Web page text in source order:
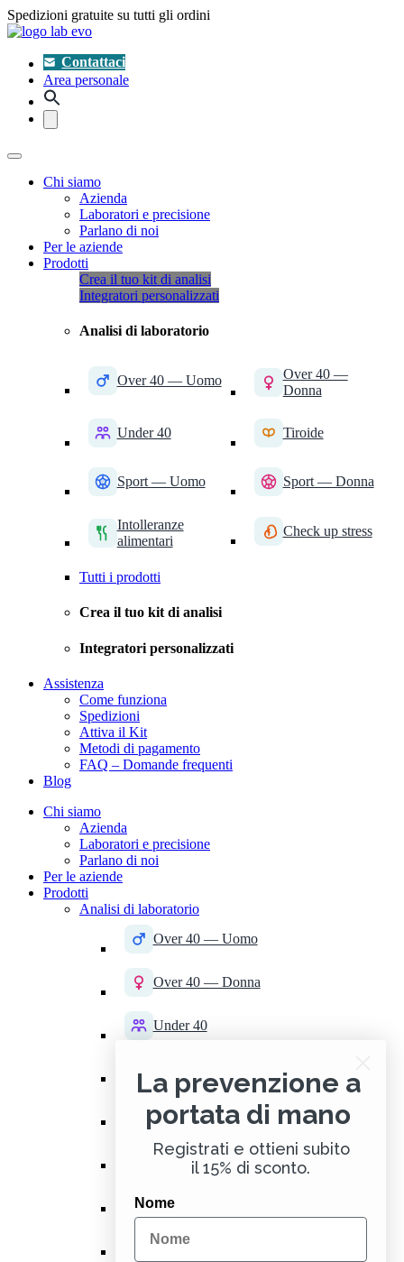
Spedizioni gratuite su tutti gli ordini
Contattaci
Area personale
Chi siamo
Azienda
Laboratori e precisione
Parlano di noi
Per le aziende
Prodotti
Crea il tuo kit di analisi
Integratori personalizzati
Analisi di laboratorio
Over 40 — Uomo
Over 40 —
Donna
Under 40 Tiroide
Sport — Uomo Sport — Donna
Intolleranze
alimentari
Check up stress
Tutti i prodotti
Crea il tuo kit di analisi
Integratori personalizzati
Assistenza
Come funziona
Spedizioni
Attiva il Kit
Metodi di pagamento
FAQ – Domande frequenti
Blog
Chi siamo
Azienda
Laboratori e precisione
Parlano di noi
Per le aziende
Prodotti
Analisi di laboratorio
Over 40 — Uomo
Over 40 — Donna
Under 40
Sport — Uomo
Sport — Donna
Intolleranze alimentari
Check up stress
La prevenzione a
portata di mano
Registrati e ottieni subito
il 15% di sconto.
Nome